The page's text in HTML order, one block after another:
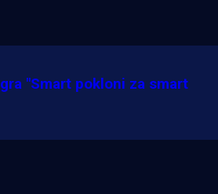
"Smart pokloni za smart